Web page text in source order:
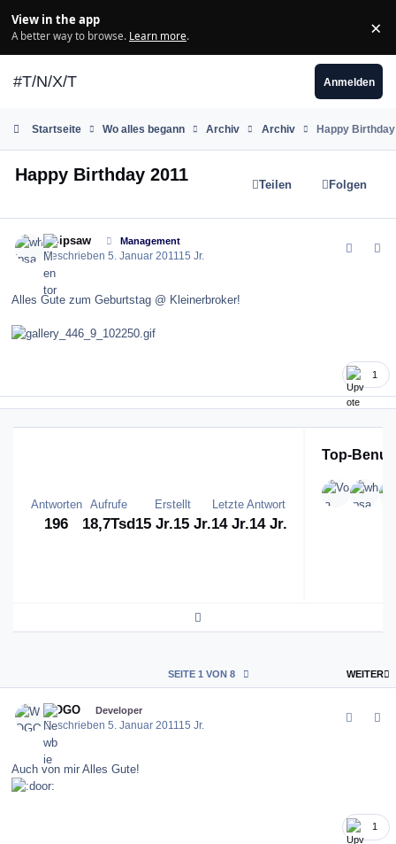
View in the app
A better way to browse. Learn more. ×
#T/N/X/T Anmelden
Startseite Wo alles begann Archiv Archiv Happy Birthday
Happy Birthday 2011 Teilen Folgen
whipsaw Management
Geschrieben5. Januar 2011 15 Jr.
Alles Gute zum Geburtstag @ Kleinerbroker!
1
Antworten
196
Aufrufe
18,7Tsd
Erstellt
15 Jr.15 Jr.
Letzte Antwort
14 Jr.14 Jr.
Top-
Expand topic overview
WEITER
SEITE 1 VON 8
WOGO Developer
Geschrieben5. Januar 2011 15 Jr.
Auch von mir Alles Gute!
1